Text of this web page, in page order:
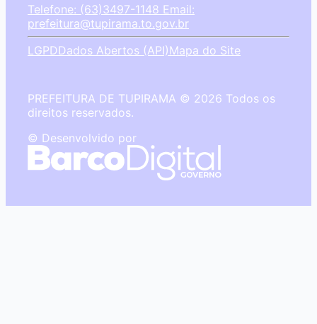
Telefone: (63)3497-1148 Email:
prefeitura@tupirama.to.gov.br
LGPDDados Abertos (API)Mapa do Site
PREFEITURA DE TUPIRAMA © 2026 Todos os
direitos reservados.
© Desenvolvido por